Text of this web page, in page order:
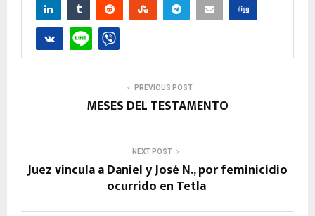
PREVIOUS POST
MESES DEL TESTAMENTO
NEXT POST
Juez vincula a Daniel y José N., por feminicidio
ocurrido en Tetla